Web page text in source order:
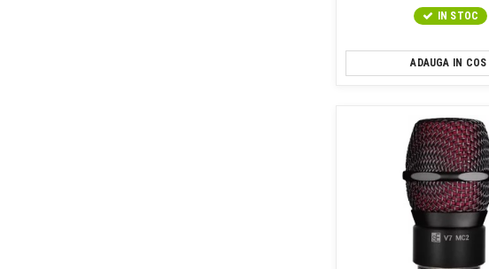
IN STOC
ADAUGA IN COS